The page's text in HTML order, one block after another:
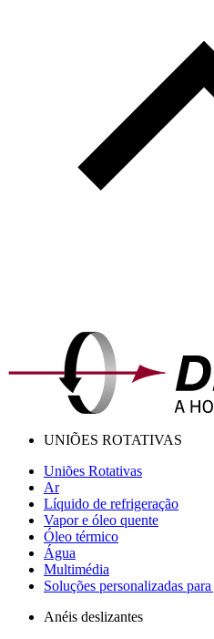
UNIÕES ROTATIVAS
Uniões Rotativas
Ar
Líquido de refrigeração
Vapor e óleo quente
Óleo térmico
Água
Multimédia
Soluções personalizadas
Anéis deslizantes